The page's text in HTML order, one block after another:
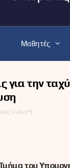
Μαθητές
για την
| User9
του